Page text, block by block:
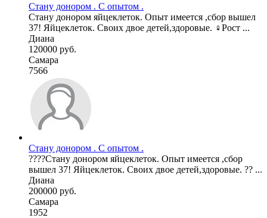
Стану донором . С опытом .
Стану донором яйцеклеток. Опыт имеется ,сбор вышел
37! Яйцеклеток. Своих двое детей,здоровые. ♀️Рост ...
Диана
120000 руб.
Самара
7566
Стану донором . С опытом .
????Стану донором яйцеклеток. Опыт имеется ,сбор
вышел 37! Яйцеклеток. Своих двое детей,здоровые. ?? ...
Диана
200000 руб.
Самара
1952